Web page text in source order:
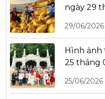
ngày 29
29/06/2026
Hình ảnh
25 tháng
25/06/2026